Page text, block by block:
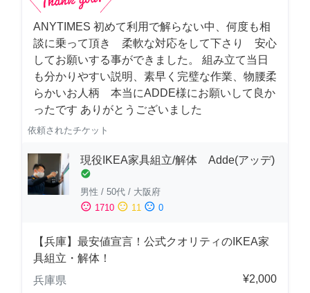
ANYTIMES 初めて利用で解らない中、何度も相
談に乗って頂き 柔軟な対応をして下さり 安心
してお願いする事ができました。 組み立て当日
も分かりやすい説明、素早く完璧な作業、物腰柔
らかいお人柄 本当にADDE様にお願いして良か
ったです ありがとうございました
依頼されたチケット
現役IKEA家具組立/解体 Adde(アッデ)
check_circle
男性 / 50代 / 大阪府
sentiment_satisfied 1710 sentiment_neutral 11 sentiment_dissatisfied 0
【兵庫】最安値宣言！公式クオリティのIKEA家
具組立・解体！
兵庫県
¥2,000